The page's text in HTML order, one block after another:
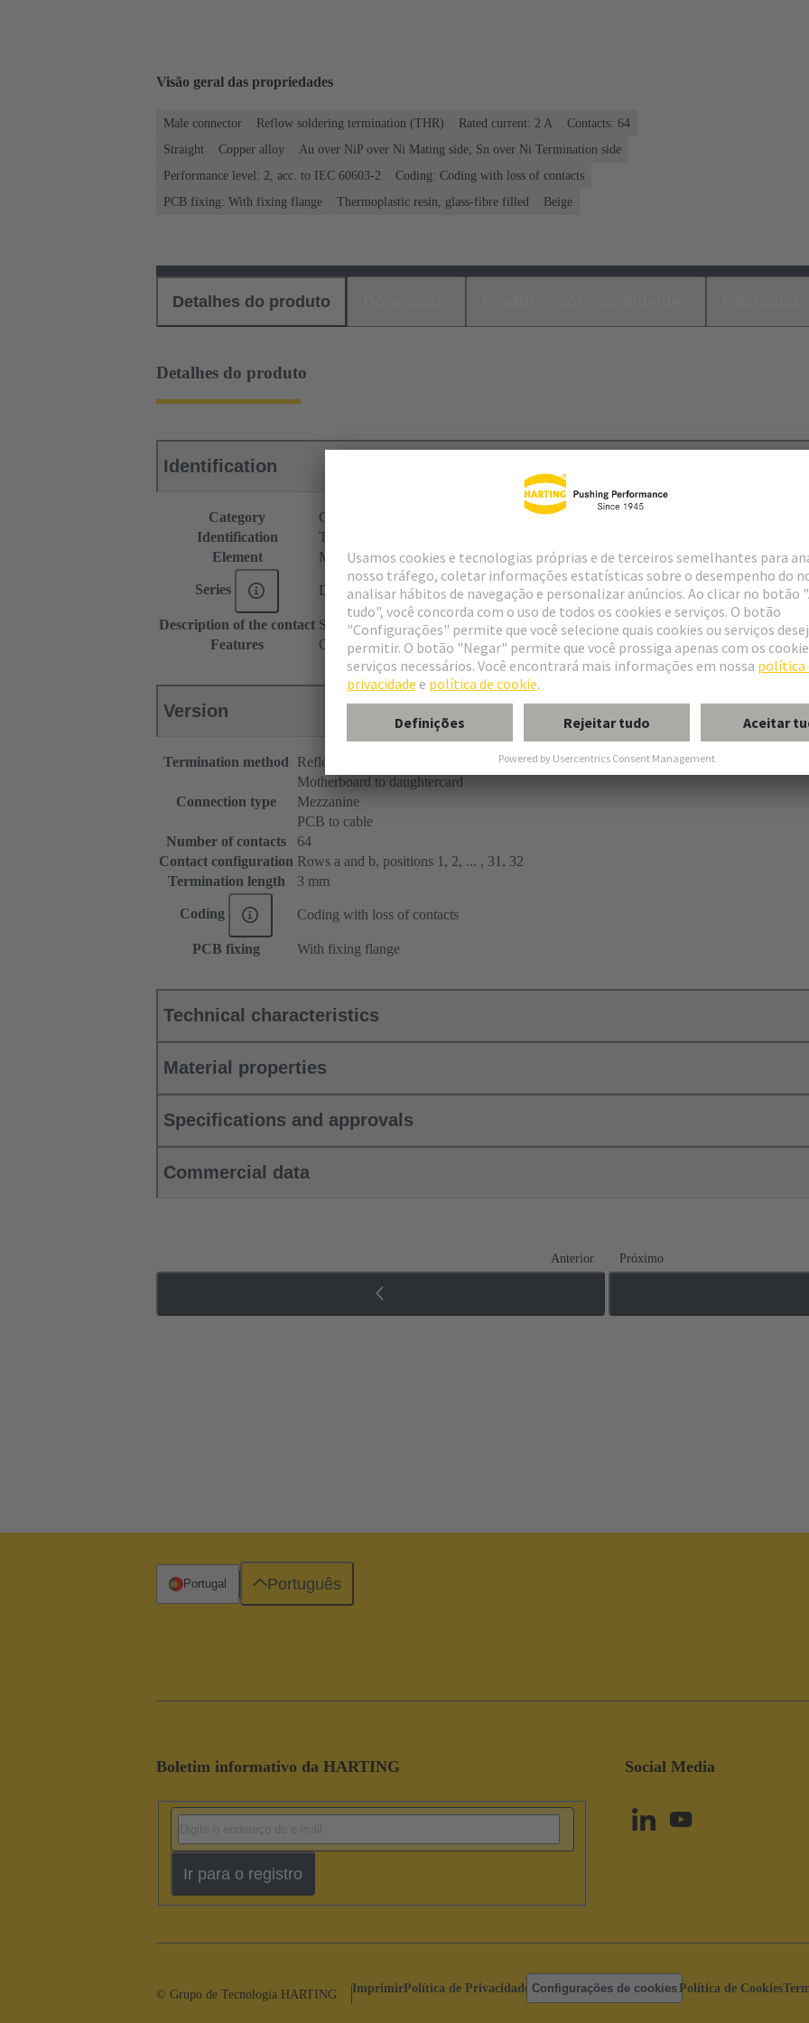
Visão geral das propriedades
Male connector Reflow soldering termination (THR) Rated current: ‌2 A
Contacts: 64
Straight
Copper alloy
Au over NiP over Ni Mating side, Sn over Ni Termination side
Performance level: 2, acc. to IEC 60603-2
Coding: Coding with loss of contacts
PCB fixing: With fixing flange
Thermoplastic resin, glass-fibre filled Beige
Detalhes do produto
Detalhes do produto
Identification
Category
Connectors
Identification
Type B
Element
Male connector
Series DIN 41612
Description of the contact Straight
Features
Colour deviations and speckles permitted
Version
Termination method Reflow soldering termination (THR)
Connection type
Motherboard to daughtercard
Mezzanine
PCB to cable
Number of contacts
64
Contact configuration Rows a and b, positions 1, 2, ... , 31, 32
Termination length
3 mm
Coding Coding with loss of contacts
PCB fixing With fixing flange
Technical characteristics
Material properties
Specifications and approvals
Commercial data
Anterior Próximo
Boletim informativo da HARTING
Ir para o registro
Social Media
Portugal Português
© Grupo de Tecnologia HARTING ImprimirPolítica de Privacidade Configurações de cookiesPolítica de Cookies